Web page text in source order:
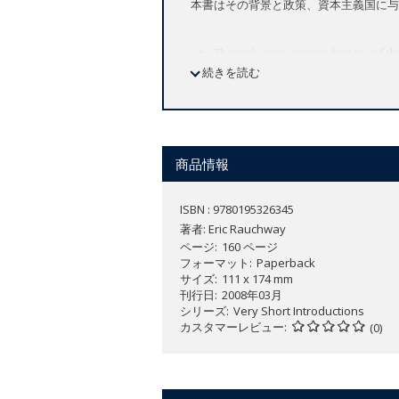
本書はその背景と政策、資本主義国に
vengeance"—which in effect isolated
Roosevelt's vigorous (and sometimes
as a response to this global economic
The book examines a key sampling
to the Public Works Administration
In the end, Rauchway concludes, it
続きを読む
商品情報
ISBN : 9780195326345
著者: Eric Rauchway
ページ 160 ページ
フォーマット
Paperback
サイズ 111 x 174 mm
刊行日 2008年03月
シリーズ Very Short Introductions
カスタマーレビュー
(0)